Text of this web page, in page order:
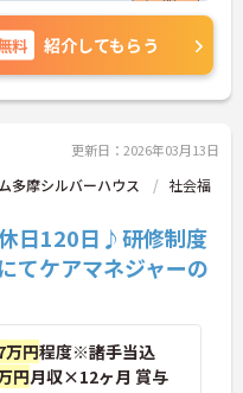
ください。
料 紹介してもらう
更新日：2026年03月13日
多摩シルバーハウス
社会福
休日120日♪研修制度
てケアマネジャーの
万円程度※諸手当込
円月収×12ヶ月 賞与